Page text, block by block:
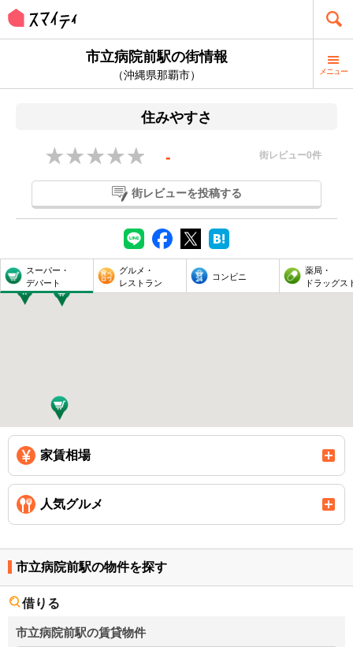
市立病院前駅の街情報
（沖縄県那覇市） メニュー
住みやすさ
- 街レビュー0件
街レビューを投稿する
スーパー・
デパート
グルメ・
レストラン
コンビニ
薬局・
ドラッグス
家賃相場
人気グルメ
市立病院前駅の物件を探す
借りる
市立病院前駅の賃貸物件